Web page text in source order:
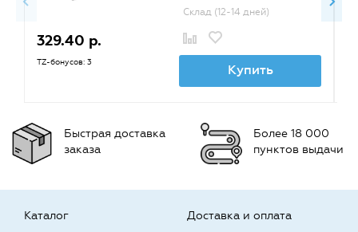
Склад (12-14 дней)
329.40 р.
TZ-бонусов: 3 Купить
Быстрая доставка
заказа
Более 18 000
пунктов выдачи
Каталог
Доставка и оплата